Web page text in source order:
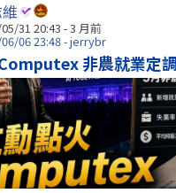
31 20:43 - 3 月前
06 23:48 - jerrybr
非農就業定